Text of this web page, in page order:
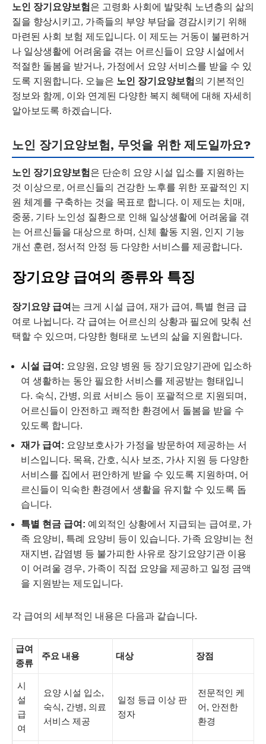
노인 장기요양보험은 고령화 사회에 발맞춰 노년층의 삶의
질을 향상시키고, 가족들의 부양 부담을 경감시키기 위해
마련된 사회 보험 제도입니다. 이 제도는 거동이 불편하거
나 일상생활에 어려움을 겪는 어르신들이 요양 시설에서
적절한 돌봄을 받거나, 가정에서 요양 서비스를 받을 수 있
도록 지원합니다. 오늘은 노인 장기요양보험의 기본적인
정보와 함께, 이와 연계된 다양한 복지 혜택에 대해 자세히
알아보도록 하겠습니다.
노인 장기요양보험, 무엇을 위한 제도일까요?
노인 장기요양보험은 단순히 요양 시설 입소를 지원하는
것 이상으로, 어르신들의 건강한 노후를 위한 포괄적인 지
원 체계를 구축하는 것을 목표로 합니다. 이 제도는 치매,
중풍, 기타 노인성 질환으로 인해 일상생활에 어려움을 겪
는 어르신들을 대상으로 하며, 신체 활동 지원, 인지 기능
개선 훈련, 정서적 안정 등 다양한 서비스를 제공합니다.
장기요양 급여의 종류와 특징
장기요양 급여는 크게 시설 급여, 재가 급여, 특별 현금 급
여로 나뉩니다. 각 급여는 어르신의 상황과 필요에 맞춰 선
택할 수 있으며, 다양한 형태로 노년의 삶을 지원합니다.
시설 급여: 요양원, 요양 병원 등 장기요양기관에 입소하
여 생활하는 동안 필요한 서비스를 제공받는 형태입니
다. 숙식, 간병, 의료 서비스 등이 포괄적으로 지원되며,
어르신들이 안전하고 쾌적한 환경에서 돌봄을 받을 수
있도록 합니다.
재가 급여: 요양보호사가 가정을 방문하여 제공하는 서
비스입니다. 목욕, 간호, 식사 보조, 가사 지원 등 다양한
서비스를 집에서 편안하게 받을 수 있도록 지원하며, 어
르신들이 익숙한 환경에서 생활을 유지할 수 있도록 돕
습니다.
특별 현금 급여: 예외적인 상황에서 지급되는 급여로, 가
족 요양비, 특례 요양비 등이 있습니다. 가족 요양비는 천
재지변, 감염병 등 불가피한 사유로 장기요양기관 이용
이 어려울 경우, 가족이 직접 요양을 제공하고 일정 금액
을 지원받는 제도입니다.
각 급여의 세부적인 내용은 다음과 같습니다.
급여
종류
주요 내용 대상 장점
시
설
급
여
요양 시설 입소,
숙식, 간병, 의료
서비스 제공
일정 등급 이상 판
정자
전문적인 케
어, 안전한
환경